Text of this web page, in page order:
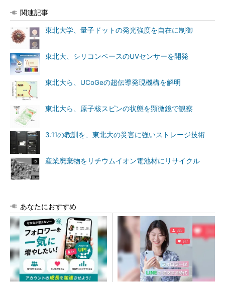
関連記事
東北大学、量子ドットの発光強度を自在に制御
東北大、シリコンベースのUVセンサーを開発
東北大ら、UCoGeの超伝導発現機構を解明
東北大ら、原子核スピンの状態を顕微鏡で観察
3.11の教訓を、東北大の災害に強いストレージ技術
産業廃棄物をリチウムイオン電池材にリサイクル
あなたにおすすめ